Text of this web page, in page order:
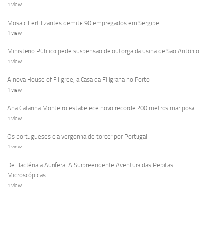
1 view
Mosaic Fertilizantes demite 90 empregados em Sergipe
1 view
Ministério Público pede suspensão de outorga da usina de São Antônio
1 view
A nova House of Filigree, a Casa da Filigrana no Porto
1 view
Ana Catarina Monteiro estabelece novo recorde 200 metros mariposa
1 view
Os portugueses e a vergonha de torcer por Portugal
1 view
De Bactéria a Aurífera: A Surpreendente Aventura das Pepitas
Microscópicas
1 view